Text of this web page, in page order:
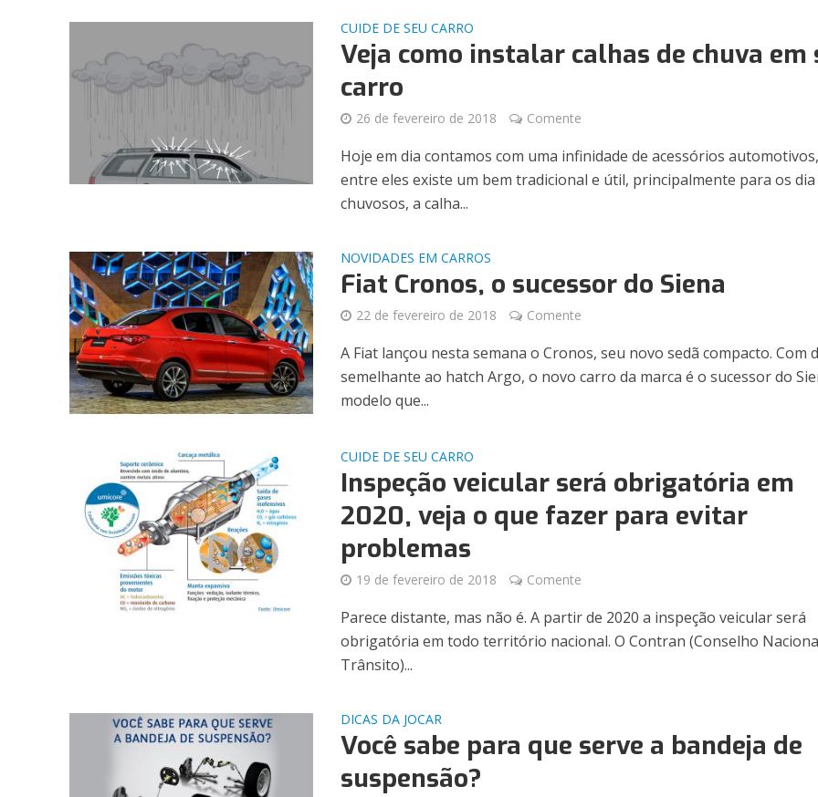
CUIDE DE SEU CARRO
Veja como instalar calhas de chuva em
carro
26 de fevereiro de 2018 Comente
Hoje em dia contamos com uma infinidade de acessórios
entre eles existe um bem tradicional e útil, principalmente para os dia
chuvosos, a calha...
NOVIDADES EM CARROS
Fiat Cronos, o sucessor do Siena
22 de fevereiro de 2018 Comente
A Fiat lançou nesta semana o Cronos, seu novo sedã compacto. Com
semelhante ao hatch Argo, o novo carro da marca é o sucessor do
modelo que...
CUIDE DE SEU CARRO
Inspeção veicular será obrigatória em
2020, veja o que fazer para evitar
problemas
19 de fevereiro de 2018 Comente
Parece distante, mas não é. A partir de 2020 a inspeção veicular será
obrigatória em todo território nacional. O Contran (Conselho
Trânsito)...
DICAS DA JOCAR
Você sabe para que serve a bandeja de
suspensão?